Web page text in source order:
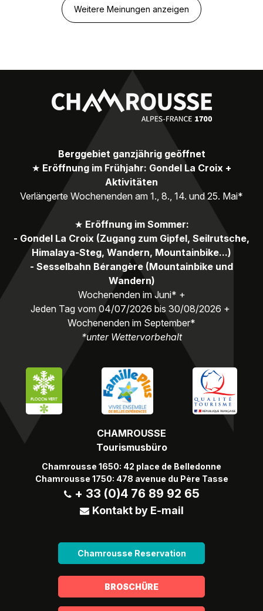
Weitere Meinungen anzeigen
CHAMROUSSE
Tourismusbüro
Chamrousse 1650: 42 place de Belledonne
Chamrousse 1750: 478 avenue du Père Tasse
+ 33 (0)4 76 89 92 65
Kontakt by E-mail
Chamrousse Reservation
Berggebiet ganzjährig geöffnet
★ Eröffnung im Frühjahr: Gondel La Croix +
Aktivitäten
Verlängerte Wochenenden am 1., 8., 14. und 25. Mai*
★ Eröffnung im Sommer:
- Gondel La Croix (Zugang zum Gipfel, Seilrutsche,
Himalaya-Steg, Wandern, Mountainbike...)
- Sesselbahn Bérangère (Mountainbike und
Wandern)
Wochenenden im Juni* +
Jeden Tag vom 04/07/2026 bis 30/08/2026 +
Wochenenden im September*
*unter Wettervorbehalt
BROSCHÜRE